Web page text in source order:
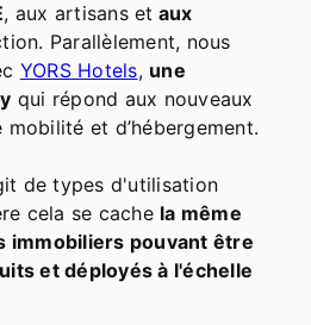
, aux artisans et aux
Parallèlement, nous
YORS Hotels, une
qui répond aux nouveaux
et d’hébergement.
de types d'utilisation
cela se cache la même
immobiliers pouvant être
et déployés à l'échelle